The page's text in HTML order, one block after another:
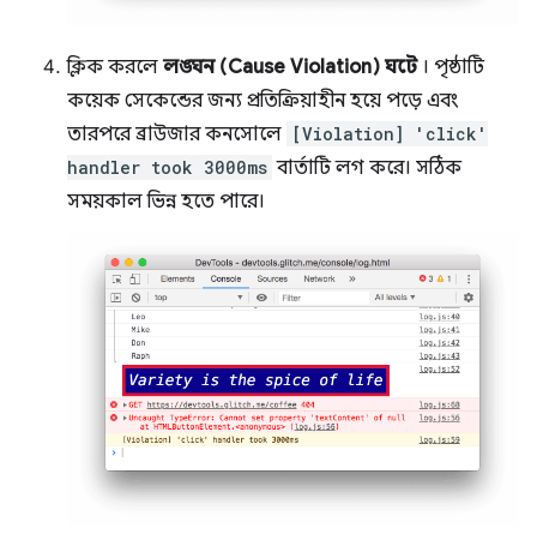
ক্লিক করলে লঙ্ঘন (Cause Violation) ঘটে। পৃষ্ঠাটি
কয়েক সেকেন্ডের জন্য প্রতিক্রিয়াহীন হয়ে পড়ে এবং
তারপরে ব্রাউজার কনসোলে
[Violation] 'click'
handler took 3000ms বার্তাটি লগ করে। সঠিক
সময়কাল ভিন্ন হতে পারে।